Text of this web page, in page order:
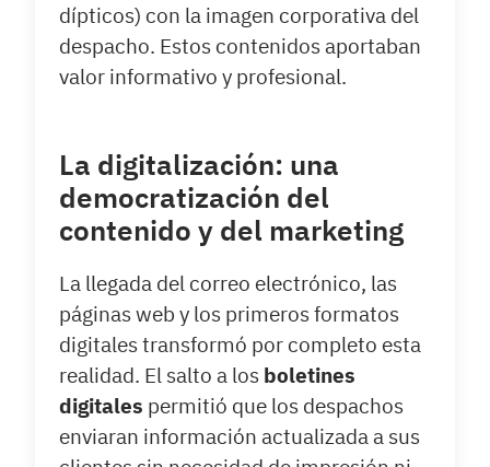
dípticos) con la imagen corporativa del
despacho. Estos contenidos aportaban
valor informativo y profesional.
La digitalización: una
democratización del
contenido y del marketing
La llegada del correo electrónico, las
páginas web y los primeros formatos
digitales transformó por completo esta
realidad. El salto a los boletines
digitales permitió que los despachos
enviaran información actualizada a sus